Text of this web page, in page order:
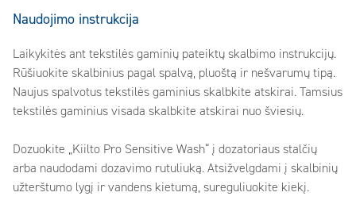
Naudojimo instrukcija
Laikykitės ant tekstilės gaminių pateiktų skalbimo instrukcijų.
Rūšiuokite skalbinius pagal spalvą, pluoštą ir nešvarumų tipą.
Naujus spalvotus tekstilės gaminius skalbkite atskirai. Tamsius
tekstilės gaminius visada skalbkite atskirai nuo šviesių.
Dozuokite „Kiilto Pro Sensitive Wash“ į dozatoriaus stalčių
arba naudodami dozavimo rutuliuką. Atsižvelgdami į skalbinių
užterštumo lygį ir vandens kietumą, sureguliuokite kiekį.